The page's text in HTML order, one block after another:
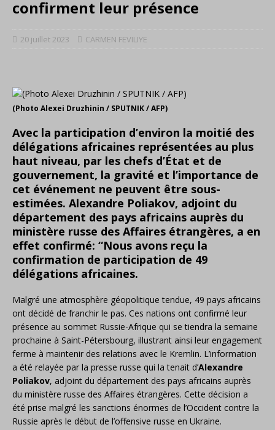
confirment leur présence
20 juillet 2023 CARMEN FEVILIYE
(Photo Alexei Druzhinin / SPUTNIK / AFP)
Avec la participation d’environ la moitié des
délégations africaines représentées au plus
haut niveau, par les chefs d’État et de
gouvernement, la gravité et l’importance de
cet événement ne peuvent être sous-
estimées. Alexandre Poliakov, adjoint du
département des pays africains auprès du
ministère russe des Affaires étrangères, a en
effet confirmé: “Nous avons reçu la
confirmation de participation de 49
délégations africaines.
Malgré une atmosphère géopolitique tendue, 49 pays africains
ont décidé de franchir le pas. Ces nations ont confirmé leur
présence au sommet Russie-Afrique qui se tiendra la semaine
prochaine à Saint-Pétersbourg, illustrant ainsi leur engagement
ferme à maintenir des relations avec le Kremlin. L’information
a été relayée par la presse russe qui la tenait d’Alexandre
Poliakov, adjoint du département des pays africains auprès
du ministère russe des Affaires étrangères. Cette décision a
été prise malgré les sanctions énormes de l’Occident contre la
Russie après le début de l’offensive russe en Ukraine.